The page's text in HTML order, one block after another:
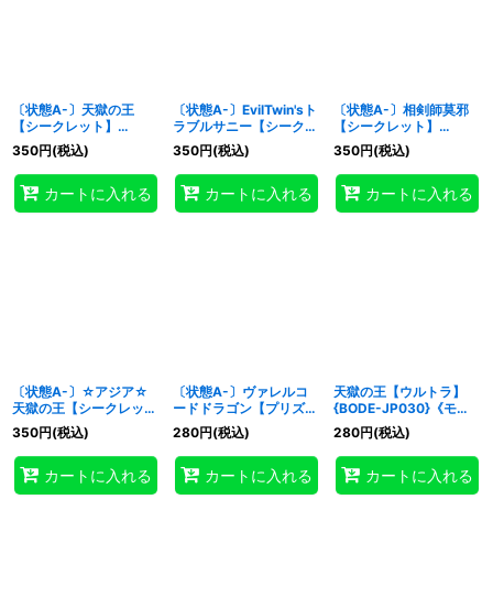
〔状態A-〕天獄の王
【シークレット】
{BODE-JP030}《モン
スター》
350円(税込)
カートに入れる
〔状態A-〕EvilTwin'sト
ラブルサニー【シークレ
ット】{BODE-JP051}
《リンク》
350円(税込)
カートに入れる
〔状態A-〕相剣師莫邪
【シークレット】
{BODE-JP003}《モン
スター》
350円(税込)
カートに入れる
〔状態A-〕☆アジア☆
天獄の王【シークレッ
ト】{アジアBODE-
JP030}《モンスター》
350円(税込)
カートに入れる
〔状態A-〕ヴァレルコ
ードドラゴン【プリズマ
ティックシークレット】
{BODE-JP050}《リン
ク》
280円(税込)
カートに入れる
天獄の王【ウルトラ】
{BODE-JP030}《モン
スター》
280円(税込)
カートに入れる